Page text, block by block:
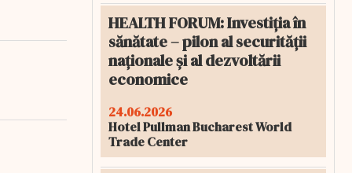
HEALTH FORUM: Investiția în
sănătate – pilon al securității
naționale și al dezvoltării
economice
24.06.2026
Hotel Pullman Bucharest World
Trade Center